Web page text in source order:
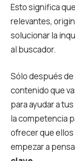
Esto significa
relevantes,
solucionar la
al buscador.
Sólo después
contenido que
para ayudar a
la competencia
ofrecer que
empezar a